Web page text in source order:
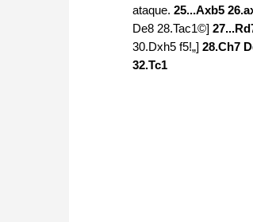
ataque. 25...Axb5
De8 28.Tac1©]
30.Dxh5 f5!„] 28.Ch7
32.Tc1